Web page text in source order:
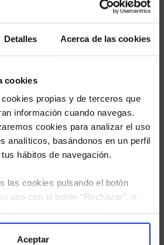
Detalles Acerca de las cookies
cookies
propias y de terceros que
información cuando navegas.
cookies para analizar el uso
analíticos, basándonos en un perfil
hábitos de navegación.
las cookies pulsando el botón
uso con el botón “Rechazar”, o
nuestraPolítica
información.
Aceptar
e indíquenos los ISINs de
alternativas de Clases
podrá ahorrar en sus costes.